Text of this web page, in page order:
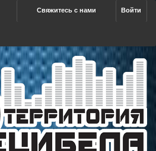
Войти
Свяжитесь с нами